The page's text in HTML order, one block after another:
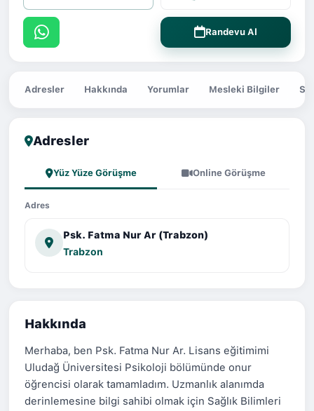
Randevu Al
Adresler Hakkında Yorumlar Mesleki Bilgiler
Adresler
Yüz Yüze Görüşme Online Görüşme
Adres
Psk. Fatma Nur Ar (Trabzon)
Trabzon
Hakkında
Merhaba, ben Psk. Fatma Nur Ar. Lisans eğitimimi
Uludağ Üniversitesi Psikoloji bölümünde onur
öğrencisi olarak tamamladım. Uzmanlık alanımda
derinlemesine bilgi sahibi olmak için Sağlık Bilimleri